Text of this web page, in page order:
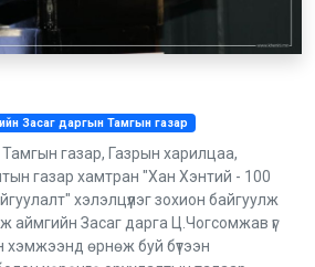
Засаг даргын Тамгын газар
газар, Газрын харилцаа,
газар хамтран "Хан Хэнтий - 100
хэлэлцүүлэг зохион байгуулж
аймгийн Засаг дарга Ц.Чогсомжав үг
хэмжээнд өрнөж буй бүтээн